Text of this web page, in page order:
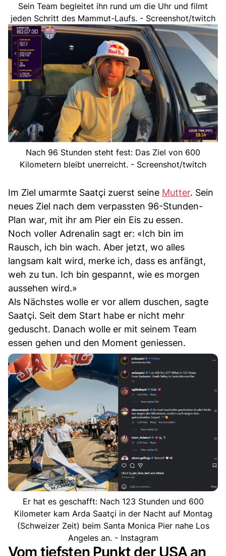
Sein Team begleitet ihn rund um die Uhr und filmt
jeden Schritt des Mammut-Laufs. - Screenshot/twitch
Nach 96 Stunden steht fest: Das Ziel von 600
Kilometern bleibt unerreicht. - Screenshot/twitch
Im Ziel umarmte Saatçi zuerst seine Mutter. Sein
neues Ziel nach dem verpassten 96-Stunden-
Plan war, mit ihr am Pier ein Eis zu essen.
Noch voller Adrenalin sagt er: «Ich bin im
Rausch, ich bin wach. Aber jetzt, wo alles
langsam kalt wird, merke ich, dass es anfängt,
weh zu tun. Ich bin gespannt, wie es morgen
aussehen wird.»
Als Nächstes wolle er vor allem duschen, sagte
Saatçi. Seit dem Start habe er nicht mehr
geduscht. Danach wolle er mit seinem Team
essen gehen und den Moment geniessen.
Er hat es geschafft: Nach 123 Stunden und 600
Kilometer kam Arda Saatçi in der Nacht auf Montag
(Schweizer Zeit) beim Santa Monica Pier nahe Los
Angeles an. - Instagram
Vom tiefsten Punkt der USA an